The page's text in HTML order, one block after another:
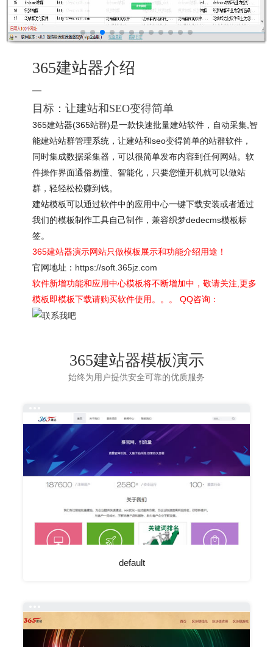
365建站器介绍
目标：让建站和SEO变得简单
365建站器(365站群)是一款快速批量建站软件，自动采集,智
能建站站群管理系统，让建站和seo变得简单的站群软件，
同时集成数据采集器，可以很简单发布内容到任何网站。软
件操作界面通俗易懂、智能化，只要您懂开机就可以做站
群，轻轻松松赚到钱。
建站模板可以通过软件中的应用中心一键下载安装或者通过
我们的模板制作工具自己制作，兼容织梦dedecms模板标
签。
365建站器演示网站只做模板展示和功能介绍用途！
官网地址： https://soft.365jz.com
软件新增功能和应用中心模板将不断增加中，敬请关注, 更多
模板即模板下载请购买软件使用 。。。 QQ咨询：
365建站器模板演示
始终为用户提供安全可靠的优质服务
default